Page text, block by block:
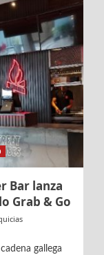
Bar lanza
Grab & Go
gallega